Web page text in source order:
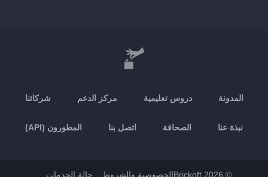
المدونة دروس تعليمية مركز الدعم شركائنا
نبذة عنا الصحافة اتصل بنا المطورون (API)
© 2026 Brickoft الخصوصية والشروط حالة الخدمات